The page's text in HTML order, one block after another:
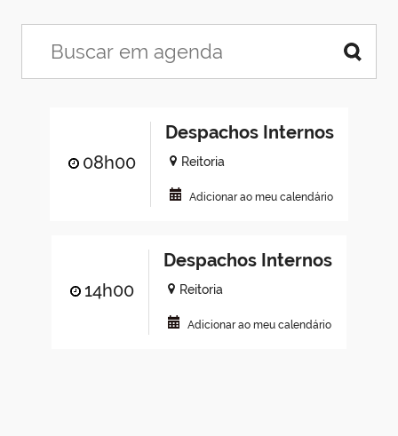
08h00
Despachos Internos
Reitoria
Adicionar ao meu calendário
14h00
Despachos Internos
Reitoria
Adicionar ao meu calendário